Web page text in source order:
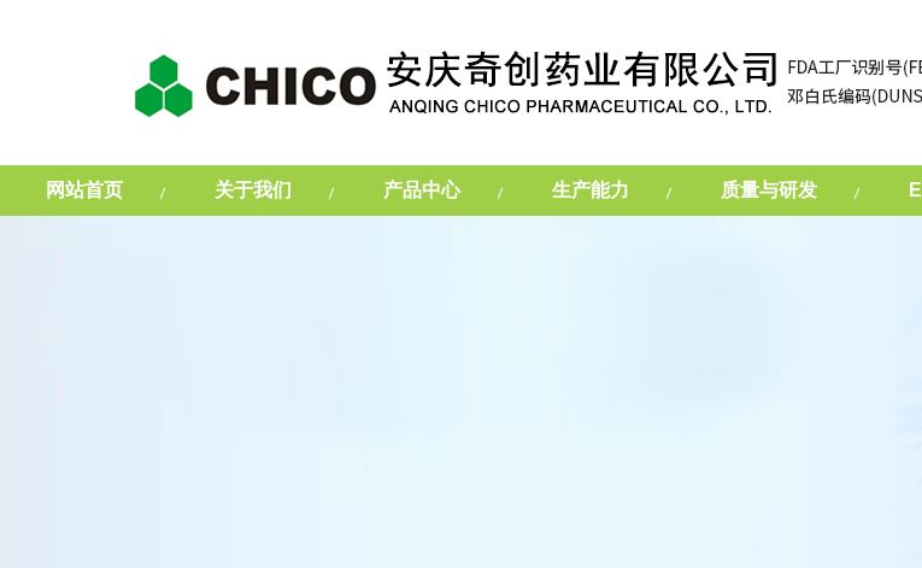
网站首页 关于我们 产品中心 生产能力 质量与研发